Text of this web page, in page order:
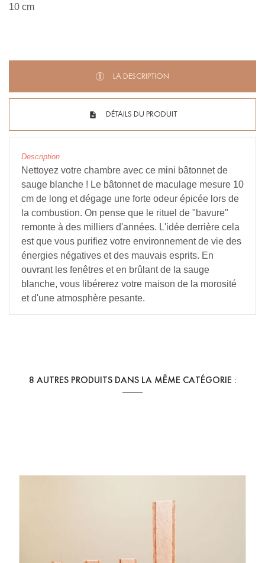
10 cm
LA DESCRIPTION
DÉTAILS DU PRODUIT
Description
Nettoyez votre chambre avec ce mini bâtonnet de
sauge blanche ! Le bâtonnet de maculage mesure 10
cm de long et dégage une forte odeur épicée lors de
la combustion. On pense que le rituel de "bavure"
remonte à des milliers d'années. L'idée derrière cela
est que vous purifiez votre environnement de vie des
énergies négatives et des mauvais esprits. En
ouvrant les fenêtres et en brûlant de la sauge
blanche, vous libérerez votre maison de la morosité
et d'une atmosphère pesante.
8 AUTRES PRODUITS DANS LA MÊME CATÉGORIE :